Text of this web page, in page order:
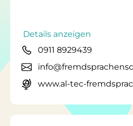
Details anzeigen
0911 8929439
www.al-tec-